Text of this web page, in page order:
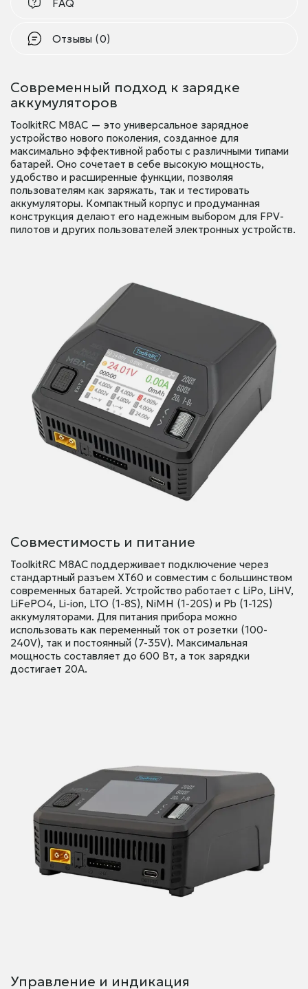
FAQ
Отзывы (0)
Современный подход к зарядке
аккумуляторов
ToolkitRC M8AC — это универсальное зарядное
устройство нового поколения, созданное для
максимально эффективной работы с различными типами
батарей. Оно сочетает в себе высокую мощность,
удобство и расширенные функции, позволяя
пользователям как заряжать, так и тестировать
аккумуляторы. Компактный корпус и продуманная
конструкция делают его надежным выбором для FPV-
пилотов и других пользователей электронных устройств.
Совместимость и питание
ToolkitRC M8AC поддерживает подключение через
стандартный разъем XT60 и совместим с большинством
современных батарей. Устройство работает с LiPo, LiHV,
LiFePO4, Li-ion, LTO (1-8S), NiMH (1-20S) и Pb (1-12S)
аккумуляторами. Для питания прибора можно
использовать как переменный ток от розетки (100-
240V), так и постоянный (7-35V). Максимальная
мощность составляет до 600 Вт, а ток зарядки
достигает 20А.
Управление и индикация